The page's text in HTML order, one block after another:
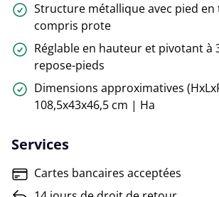
Structure métallique avec pied
compris prote
Réglable en hauteur et pivotant à
repose-pieds
Dimensions approximatives
108,5x43x46,5 cm | Ha
Services
Cartes bancaires acceptées